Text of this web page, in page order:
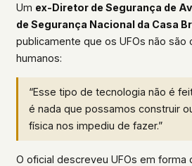
Um ex-Diretor de Segurança de
de Segurança Nacional da Casa
publicamente que os UFOs não são
humanos:
“Esse tipo de tecnologia não é
é nada que possamos construir
física nos impediu de fazer.”
O oficial descreveu UFOs em forma